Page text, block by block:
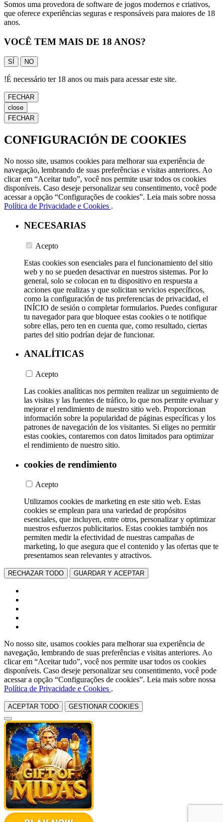
Somos uma provedora de software de jogos modernos e criativos,
que oferece experiências seguras e responsáveis para maiores de 18
anos.
VOCÊ TEM MAIS DE 18 ANOS?
SÍ NO
!É necessário ter 18 anos ou mais para acessar este site.
FECHAR
close
FECHAR
CONFIGURACIÓN DE COOKIES
No nosso site, usamos cookies para melhorar sua experiência de
navegação, lembrando de suas preferências e visitas anteriores. Ao
clicar em “Aceitar tudo”, você nos permite usar todos os cookies
disponíveis. Caso deseje personalizar seu consentimento, você pode
acessar a opção “Configurações de cookies”. Leia mais sobre nossa
Política de Privacidade e Cookies .
NECESARIAS
Acepto
Estas cookies son esenciales para el funcionamiento del sitio
web y no se pueden desactivar en nuestros sistemas. Por lo
general, solo se colocan en tu dispositivo en respuesta a
acciones que realizas y que solicitan servicios específicos,
como la configuración de tus preferencias de privacidad, el
INÍCIO de sesión o completar formularios. Puedes configurar
tu navegador para que bloquee estas cookies o te notifique
sobre ellas, pero ten en cuenta que, como resultado, ciertas
partes del sitio podrían dejar de funcionar.
ANALÍTICAS
Acepto
Las cookies analíticas nos permiten realizar un seguimiento de
las visitas y las fuentes de tráfico, lo que nos permite evaluar y
mejorar el rendimiento de nuestro sitio web. Proporcionan
información sobre la popularidad de páginas específicas y los
patrones de navegación de los visitantes. Si eliges no permitir
estas cookies, contaremos con datos limitados para optimizar
el rendimiento de nuestro sitio.
cookies de rendimiento
Acepto
Utilizamos cookies de marketing en este sitio web. Estas
cookies se emplean para una variedad de propósitos
esenciales, que incluyen, entre otros, personalizar y optimizar
nuestros esfuerzos publicitarios. Estas cookies también nos
permiten medir la efectividad de nuestras campañas de
marketing, lo que asegura que el contenido y las ofertas que te
presentamos sean relevantes y atractivos.
RECHAZAR TODO GUARDAR Y ACEPTAR
No nosso site, usamos cookies para melhorar sua experiência de
navegação, lembrando de suas preferências e visitas anteriores. Ao
clicar em “Aceitar tudo”, você nos permite usar todos os cookies
disponíveis. Caso deseje personalizar seu consentimento, você pode
acessar a opção “Configurações de cookies”. Leia mais sobre nossa
Política de Privacidade e Cookies .
ACEPTAR TODO GESTIONAR COOKIES